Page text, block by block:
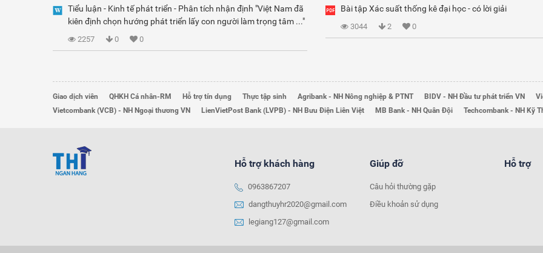
Tiểu luận - Kinh tế phát triển - Phân tích nhận định "Việt Nam đã
kiên định chọn hướng phát triển lấy con người làm trọng tâm ..."
2257 0 0
Bài tập Xác suất thống kê đại học - có lời giải
3044 2 0
Giao dịch viên QHKH Cá nhân-RM Hỗ trợ tín dụng Thực tập sinh Agribank - NH Nông nghiệp & PTNT BIDV - NH Đầu tư phát triển VN
Vietcombank (VCB) - NH Ngoại thương VN
LienVietPost Bank (LVPB) - NH Bưu Điện Liên Việt MB Bank - NH Quân Đội Techcombank - NH Kỹ
Hỗ trợ khách hàng
0963867207
dangthuyhr2020@gmail.com
legiang127@gmail.com
Giúp đỡ
Câu hỏi thường gặp
Điều khoản sử dụng
Hỗ trợ